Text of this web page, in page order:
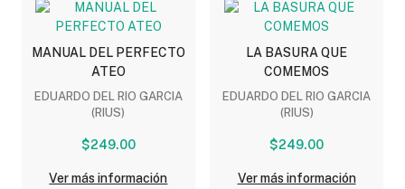
MANUAL DEL PERFECTO
ATEO
EDUARDO DEL RIO GARCIA
(RIUS)
$249.00
Ver más información
LA BASURA QUE
COMEMOS
EDUARDO DEL RIO GARCIA
(RIUS)
$249.00
Ver más información